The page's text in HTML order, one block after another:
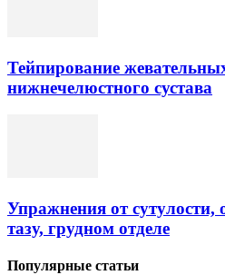
Тейпирование
нижнечелюстного сустава
Упражнения от сутулости,
тазу, грудном отделе
Популярные статьи